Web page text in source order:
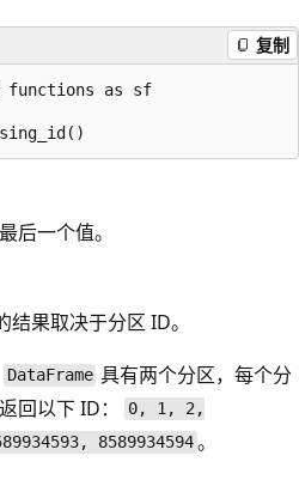
复制
functions as sf
后一个值。
果取决于分区 ID。
DataFrame 具有两个分区，每个分
回以下 ID：
0, 1, 2,
8589934594。